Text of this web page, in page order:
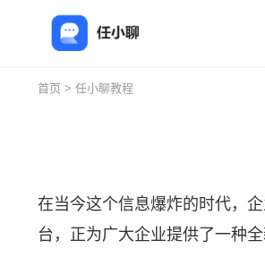
首页 > 任小聊教程
在当今这个信息爆炸的时代，
台，正为广大企业提供了一种